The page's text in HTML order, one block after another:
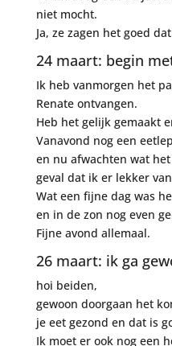
niet mocht.
Ja, ze zagen het goed
24 maart: begin
Ik heb vanmorgen het
Renate ontvangen.
Heb het gelijk gemaakt
Vanavond nog een
en nu afwachten wat
geval dat ik er lekker
Wat een fijne dag was
en in de zon nog even
Fijne avond allemaal.
26 maart: ik ga
hoi beiden,
gewoon doorgaan het
je eet gezond en dat is
Ik moet er ook nog een